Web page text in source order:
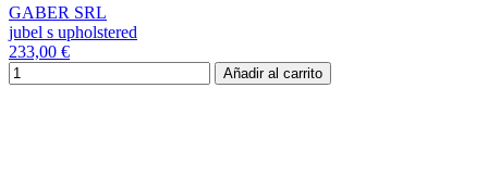
GABER SRL
jubel s upholstered
233,00 €
Añadir al carrito